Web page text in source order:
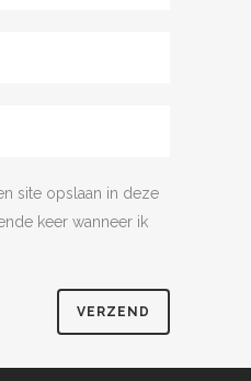
site opslaan in deze
keer wanneer ik